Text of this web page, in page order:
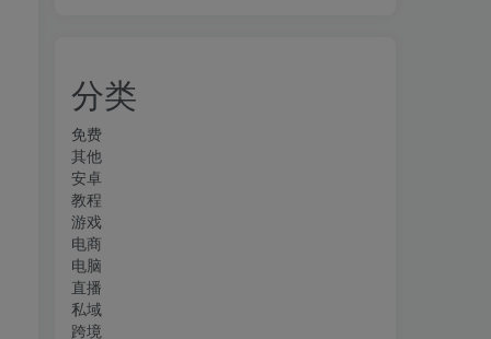
分类
免费
其他
安卓
教程
游戏
电商
电脑
直播
私域
跨境